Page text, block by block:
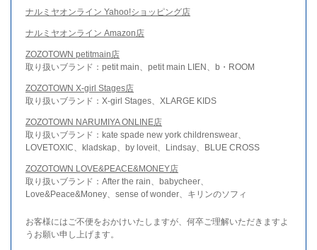
ナルミヤオンライン Yahoo!ショッピング店
ナルミヤオンライン Amazon店
ZOZOTOWN petitmain店
取り扱いブランド：petit main、petit main LIEN、b・ROOM
ZOZOTOWN X-girl Stages店
取り扱いブランド：X-girl Stages、XLARGE KIDS
ZOZOTOWN NARUMIYA ONLINE店
取り扱いブランド：kate spade new york childrenswear、
LOVETOXIC、kladskap、by loveit、Lindsay、BLUE CROSS
ZOZOTOWN LOVE&PEACE&MONEY店
取り扱いブランド：After the rain、babycheer、
Love&Peace&Money、sense of wonder、キリンのソフィ
お客様にはご不便をおかけいたしますが、何卒ご理解いただきますよ
うお願い申し上げます。